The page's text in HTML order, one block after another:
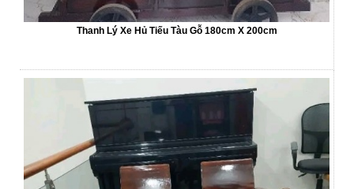
Thanh Lý Xe Hủ Tiếu Tàu Gỗ 180cm X 200cm